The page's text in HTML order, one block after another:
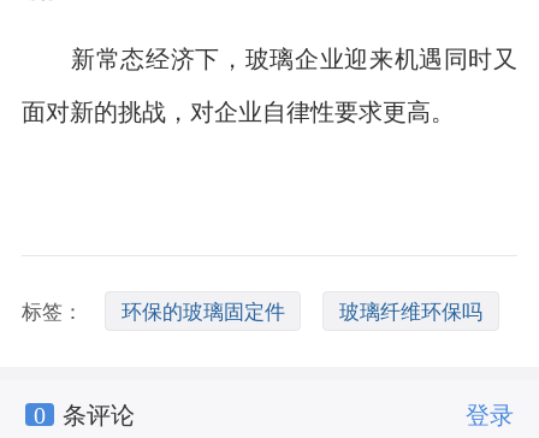
新常态经济下，玻璃企业迎来机遇同时又
面对新的挑战，对企业自律性要求更高。
标签： 环保的玻璃固定件 玻璃纤维环保吗
环保玻璃清洗剂
0 条评论 登录